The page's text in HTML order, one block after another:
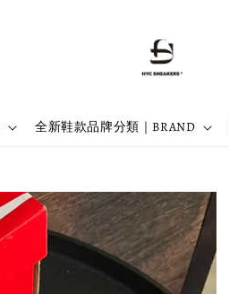
全新鞋款品牌分類｜BRAND